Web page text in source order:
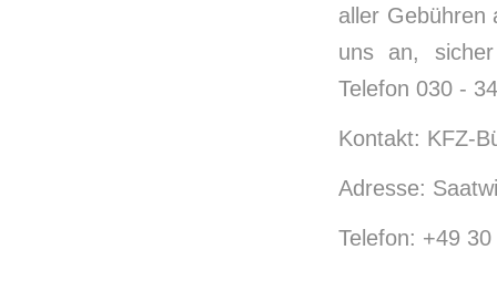
aller Gebühren
uns an,
Telefon 030 -
Kontakt: KFZ-
Adresse:
Telefon: +49